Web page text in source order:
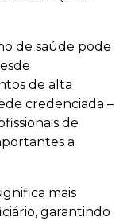
de saúde pode
de alta
credenciada –
de
a
mais
garantindo